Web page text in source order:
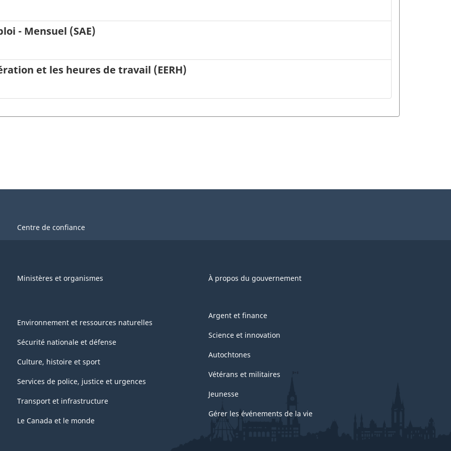
- Mensuel (SAE)
et les heures de travail (EERH)
Centre de confiance
Ministères et organismes À propos du gouvernement
Environnement et ressources naturelles
Sécurité nationale et défense
Culture, histoire et sport
Services de police, justice et urgences
Transport et infrastructure
Le Canada et le monde
Argent et finance
Science et innovation
Autochtones
Vétérans et militaires
Jeunesse
Gérer les événements de la vie